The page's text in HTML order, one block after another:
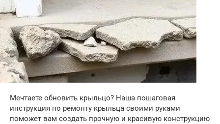
Мечтаете обновить крыльцо? Наша пошаговая
инструкция по ремонту крыльца своими руками
поможет вам создать прочную и красивую конструкцию